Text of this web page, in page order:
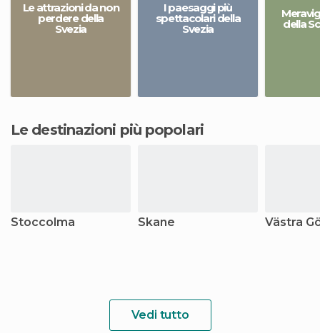
Le attrazioni da non
perdere della
Svezia
I paesaggi più
spettacolari della
Svezia della
Le destinazioni più popolari
Stoccolma Skane Västra
Vedi tutto